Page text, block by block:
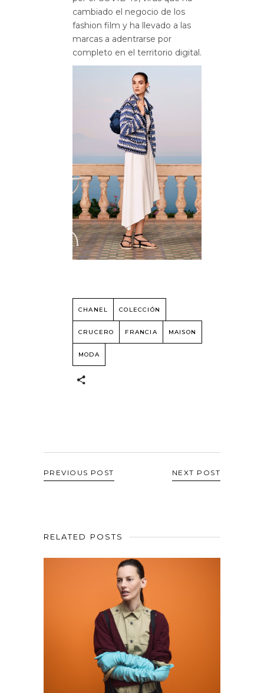
cambiado el negocio de los
fashion film y ha llevado a las
marcas a adentrarse por
completo en el territorio digital.
CHANEL COLECCIÓN
CRUCERO FRANCIA MAISON
MODA
PREVIOUS POST NEXT POST
RELATED POSTS